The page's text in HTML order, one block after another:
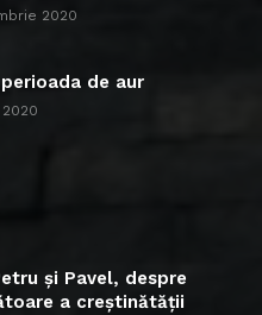
2020
de aur
și Pavel, despre
a creștinătății